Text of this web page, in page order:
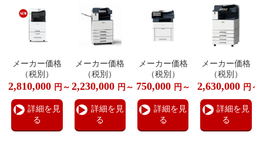
メーカー価格
（税別）
2,810,000 円～
詳細を見
る
メーカー価格
（税別）
2,230,000 円～
詳細を見
る
メーカー価格
（税別）
750,000 円～
詳細を見
る
メーカー価格
（税別）
2,630,000 円～
詳細を見
る